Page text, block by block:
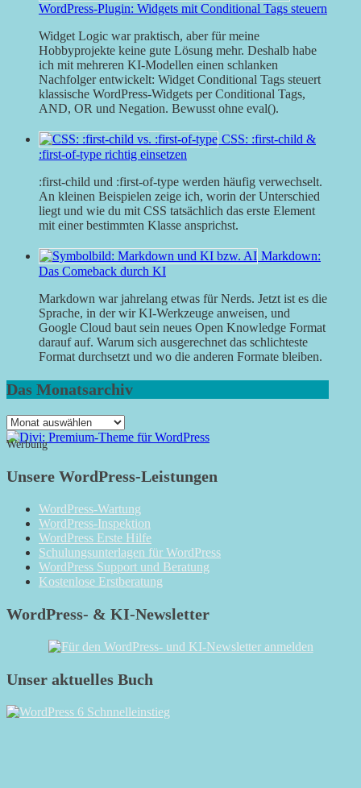
WordPress-Plugin: Widgets mit Conditional Tags steuern
Widget Logic war praktisch, aber für meine
Hobbyprojekte keine gute Lösung mehr. Deshalb habe
ich mit mehreren KI-Modellen einen schlanken
Nachfolger entwickelt: Widget Conditional Tags steuert
klassische WordPress-Widgets per Conditional Tags,
AND, OR und Negation. Bewusst ohne eval().
CSS: :first-child &
:first-of-type richtig einsetzen
:first-child und :first-of-type werden häufig verwechselt.
An kleinen Beispielen zeige ich, worin der Unterschied
liegt und wie du mit CSS tatsächlich das erste Element
mit einer bestimmten Klasse ansprichst.
Markdown:
Das Comeback durch KI
Markdown war jahrelang etwas für Nerds. Jetzt ist es die
Sprache, in der wir KI-Werkzeuge anweisen, und
Google Cloud baut sein neues Open Knowledge Format
darauf auf. Warum sich ausgerechnet das schlichteste
Format durchsetzt und wo die anderen Formate bleiben.
Das Monatsarchiv
Das
Monatsarchiv
Werbung
Unsere WordPress-Leistungen
WordPress-Wartung
WordPress-Inspektion
WordPress Erste Hilfe
Schulungsunterlagen für WordPress
WordPress Support und Beratung
Kostenlose Erstberatung
WordPress- & KI-Newsletter
Unser aktuelles Buch